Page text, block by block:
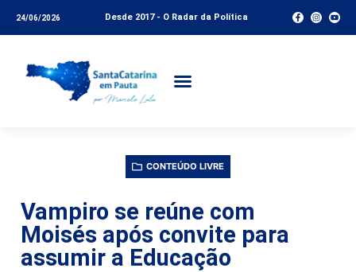
24/06/2026 Desde 2017 - O Radar da Política
CONTEÚDO LIVRE
Vampiro se reúne com
Moisés após convite para
assumir a Educação